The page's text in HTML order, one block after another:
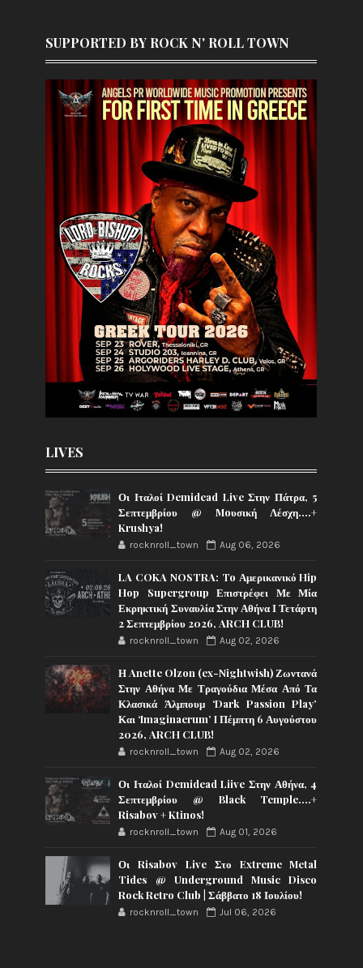
SUPPORTED BY ROCK N' ROLL TOWN
LIVES
Οι Ιταλοί Demidead Live Στην Πάτρα, 5
Σεπτεμβρίου @ Moυσική Λέσχη….+
Krushya!
rocknroll_town Aug 06, 2026
LA COKA NOSTRA: To Αμερικανικό Hip
Hop Supergroup Επιστρέφει Με Μία
Εκρηκτική Συναυλία Στην Αθήνα Ι Τετάρτη
2 Σεπτεμβρίου 2026, ARCH CLUB!
rocknroll_town Aug 02, 2026
Η Anette Olzon (ex-Nightwish) Ζωντανά
Στην Αθήνα Με Τραγούδια Μέσα Από Τα
Κλασικά Άλμπουμ ‘Dark Passion Play’
Και ‘Imaginaerum’ I Πέμπτη 6 Αυγούστου
2026, ARCH CLUB!
rocknroll_town Aug 02, 2026
Οι Ιταλοί Demidead Liive Στην Αθήνα, 4
Σεπτεμβρίου @ Black Temple….+
Risabov + Ktinos!
rocknroll_town Aug 01, 2026
Οι Risabov Live Στο Extreme Metal
Tides @ Underground Music Disco
Rock Retro Club | Σάββατο 18 Ιουλίου!
rocknroll_town Jul 06, 2026